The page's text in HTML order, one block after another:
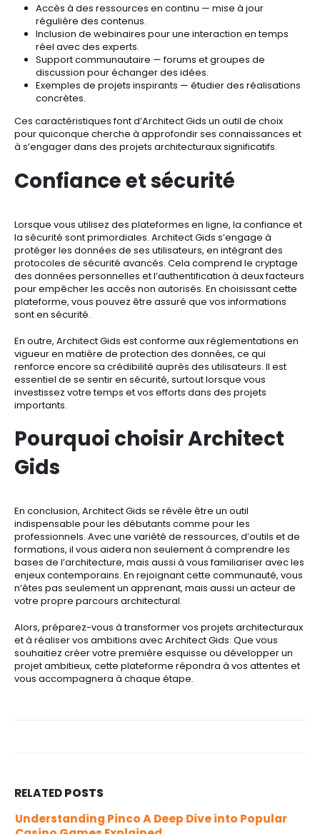
Accès à des ressources en continu — mise à jour
régulière des contenus.
Inclusion de webinaires pour une interaction en temps
réel avec des experts.
Support communautaire — forums et groupes de
discussion pour échanger des idées.
Exemples de projets inspirants — étudier des réalisations
concrètes.
Ces caractéristiques font d’Architect Gids un outil de choix
pour quiconque cherche à approfondir ses connaissances et
à s’engager dans des projets architecturaux significatifs.
Confiance et sécurité
Lorsque vous utilisez des plateformes en ligne, la confiance et
la sécurité sont primordiales. Architect Gids s’engage à
protéger les données de ses utilisateurs, en intégrant des
protocoles de sécurité avancés. Cela comprend le cryptage
des données personnelles et l’authentification à deux facteurs
pour empêcher les accès non autorisés. En choisissant cette
plateforme, vous pouvez être assuré que vos informations
sont en sécurité.
En outre, Architect Gids est conforme aux réglementations en
vigueur en matière de protection des données, ce qui
renforce encore sa crédibilité auprès des utilisateurs. Il est
essentiel de se sentir en sécurité, surtout lorsque vous
investissez votre temps et vos efforts dans des projets
importants.
Pourquoi choisir Architect
Gids
En conclusion, Architect Gids se révèle être un outil
indispensable pour les débutants comme pour les
professionnels. Avec une variété de ressources, d’outils et de
formations, il vous aidera non seulement à comprendre les
bases de l’architecture, mais aussi à vous familiariser avec les
enjeux contemporains. En rejoignant cette communauté, vous
n’êtes pas seulement un apprenant, mais aussi un acteur de
votre propre parcours architectural.
Alors, préparez-vous à transformer vos projets architecturaux
et à réaliser vos ambitions avec Architect Gids. Que vous
souhaitiez créer votre première esquisse ou développer un
projet ambitieux, cette plateforme répondra à vos attentes et
vous accompagnera à chaque étape.
RELATEDPOSTS
Understanding Pinco A Deep Dive into Popular